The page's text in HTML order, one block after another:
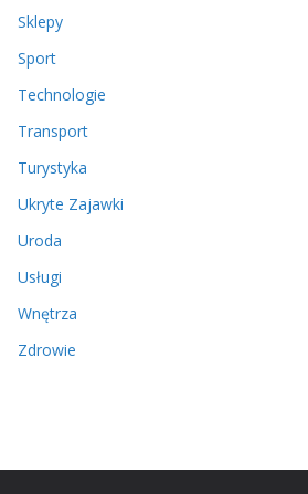
Sklepy
Sport
Technologie
Transport
Turystyka
Ukryte Zajawki
Uroda
Usługi
Wnętrza
Zdrowie